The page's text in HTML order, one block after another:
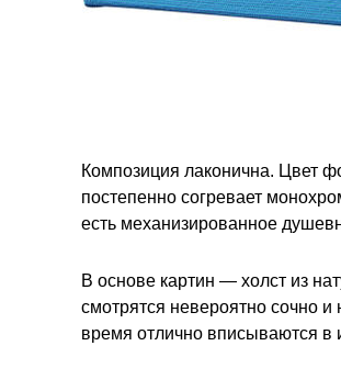
Композиция лаконична. Цвет
постепенно согревает
есть механизированное
В основе картин — холст из
смотрятся невероятно сочно
время отлично вписываются в